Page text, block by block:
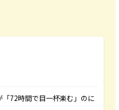
72時間で目一杯楽む」のに